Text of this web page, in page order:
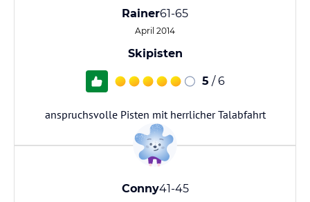
Rainer61-65
April 2014
Skipisten
5 / 6
anspruchsvolle Pisten mit herrlicher Talabfahrt
Conny41-45